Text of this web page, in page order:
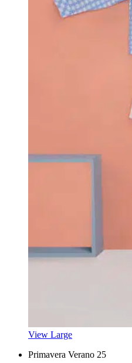
View Large
Primavera Verano 25